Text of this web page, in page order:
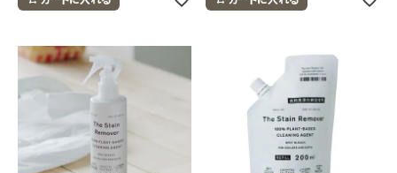
コラム・スタッフのおすすめ
ご利用ガイド等
アカウント情報
ようこそ ゲスト 様
ログイン